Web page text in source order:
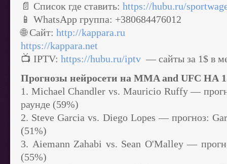
📄 Список где ставить: https://hubu.ru/
📱 WhatsApp группа: +380684476012
🌐 Сайт: http://kappara.ru
https://kappara.net
📺 IPTV: https://hubu.ru/iptv — сайты за 1$ в
Прогнозы нейросети на MMA and UFC НА
1. Michael Chandler vs. Mauricio Ruffy —
раунде (59%)
2. Steve Garcia vs. Diego Lopes — прогноз:
(51%)
3. Aiemann Zahabi vs. Sean O'Malley —
(55%)